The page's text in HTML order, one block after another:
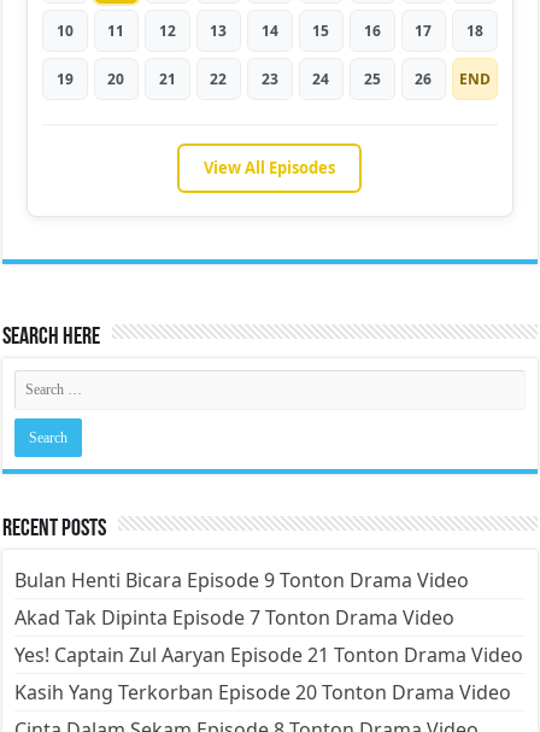
10 11 12 13 14 15 16 17 18
19 20 21 22 23 24 25 26 END
View All Episodes
Search Here
Recent Posts
Bulan Henti Bicara Episode 9 Tonton Drama Video
Akad Tak Dipinta Episode 7 Tonton Drama Video
Yes! Captain Zul Aaryan Episode 21 Tonton Drama Video
Kasih Yang Terkorban Episode 20 Tonton Drama Video